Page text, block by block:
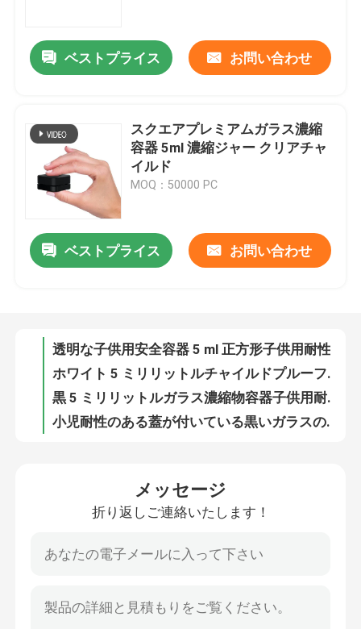
プロダクト
ビデオ
工場旅行
品質管理
ベストプライス お問い合わせ
スクエアプレミアムガラス濃縮
容器 5ml 濃縮ジャー クリアチャ
イルド
MOQ：50000 PC
ベストプライス お問い合わせ
小児用耐性蓋ガラス濃縮物瓶が付いている 5ml 黒いガラス濃縮物容器
小児用安全蓋付きガラス濃縮物容器 ガラス濃縮物瓶 丸い透明なガラス
丸い白いガラスの濃縮物容器 正方形のガラス瓶 白い蓋 ​​5mL
5mL 正方形チャイルドプルーフコンテナ プラスチック蓋 5ml ガラス濃縮瓶
メッセージ
折り返しご連絡いたします！